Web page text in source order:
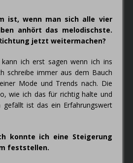
ist, wenn man sich alle vier
anhört das melodischste.
jetzt weitermachen?
ich erst sagen wenn ich ins
schreibe immer aus dem Bauch
Mode und Trends nach. Die
wie ich das für richtig halte und
ist das ein Erfahrungswert
konnte ich eine Steigerung
feststellen.